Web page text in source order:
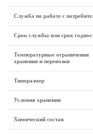
Служба по работе с
Срок службы или срок
Температурные ограничения
хранения и перевозки
Типоразмер
Условия хранения
Химический состав